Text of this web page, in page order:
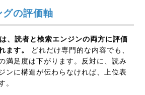
の評価軸
、読者と検索エンジンの両方に評価
ます。
どれだけ専門的な内容でも、
満足度は下がります。反対に、読み
ンに構造が伝わらなければ、上位表
。